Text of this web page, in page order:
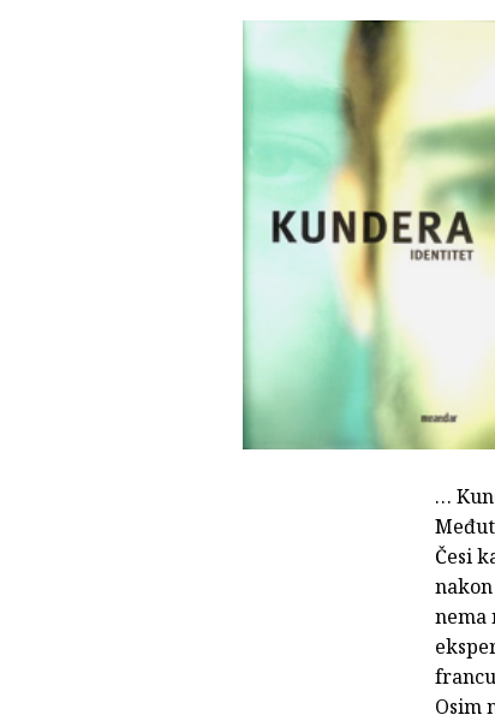
…
Česi
nema
Osim